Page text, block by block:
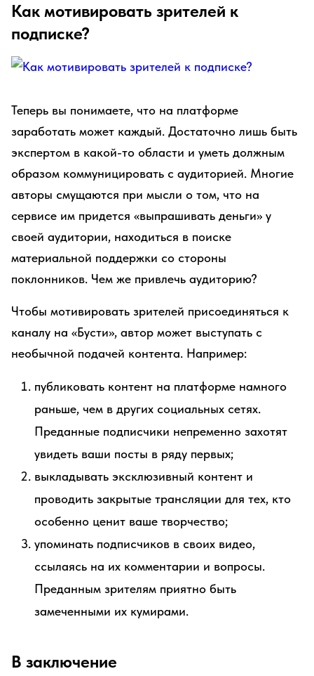
Как мотивировать зрителей к
подписке?
Теперь вы понимаете, что на платформе
заработать может каждый. Достаточно лишь быть
экспертом в какой-то области и уметь должным
образом коммуницировать с аудиторией. Многие
авторы смущаются при мысли о том, что на
сервисе им придется «выпрашивать деньги» у
своей аудитории, находиться в поиске
материальной поддержки со стороны
поклонников. Чем же привлечь аудиторию?
Чтобы мотивировать зрителей присоединяться к
каналу на «Бусти», автор может выступать с
необычной подачей контента. Например:
публиковать контент на платформе намного
раньше, чем в других социальных сетях.
Преданные подписчики непременно захотят
увидеть ваши посты в ряду первых;
выкладывать эксклюзивный контент и
проводить закрытые трансляции для тех, кто
особенно ценит ваше творчество;
упоминать подписчиков в своих видео,
ссылаясь на их комментарии и вопросы.
Преданным зрителям приятно быть
замеченными их кумирами.
В заключение